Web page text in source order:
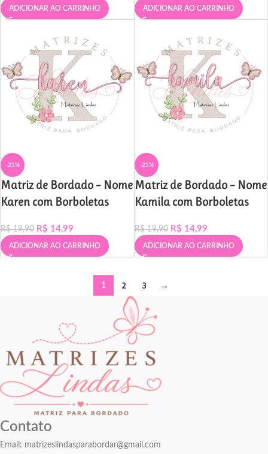
ADICIONAR AO CARRINHO ADICIONAR AO CARRINHO
-25%
Matriz de Bordado – Nome
Karen com Borboletas
R$19,90 R$ 14,99
ADICIONAR AO CARRINHO
-25%
Matriz de Bordado – Nome
Kamila com Borboletas
R$19,90 R$ 14,99
ADICIONAR AO CARRINHO
1 2 3 →
Contato
Email: matrizeslindasparabordar@gmail.com